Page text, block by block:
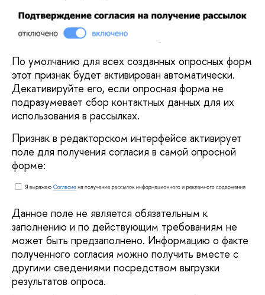
По умолчанию для всех созданных опросных форм
этот признак будет активирован автоматически.
Декативируйте его, если опросная форма не
подразумевает сбор контактных данных для их
использования в рассылках.
Признак в редакторском интерфейсе активирует
поле для получения согласия в самой опросной
форме:
Данное поле не является обязательным к
заполнению и по действующим требованиям не
может быть предзаполнено. Информацию о факте
полученного согласия можно получить вместе с
другими сведениями посредством выгрузки
результатов опроса.